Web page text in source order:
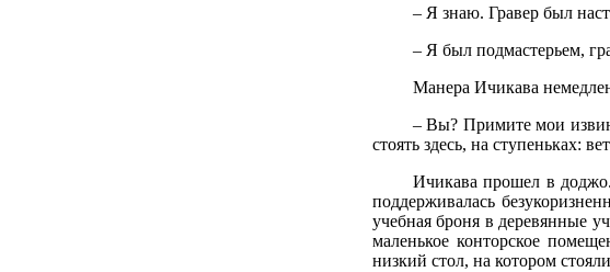
– Я знаю. Гравер был
– Я был подмастерьем,
Манера Ичикава
– Вы? Примите мои
стоять здесь, на ступеньках:
Ичикава прошел в
поддерживалась
учебная броня в деревянные
маленькое конторское
низкий стол, на котором